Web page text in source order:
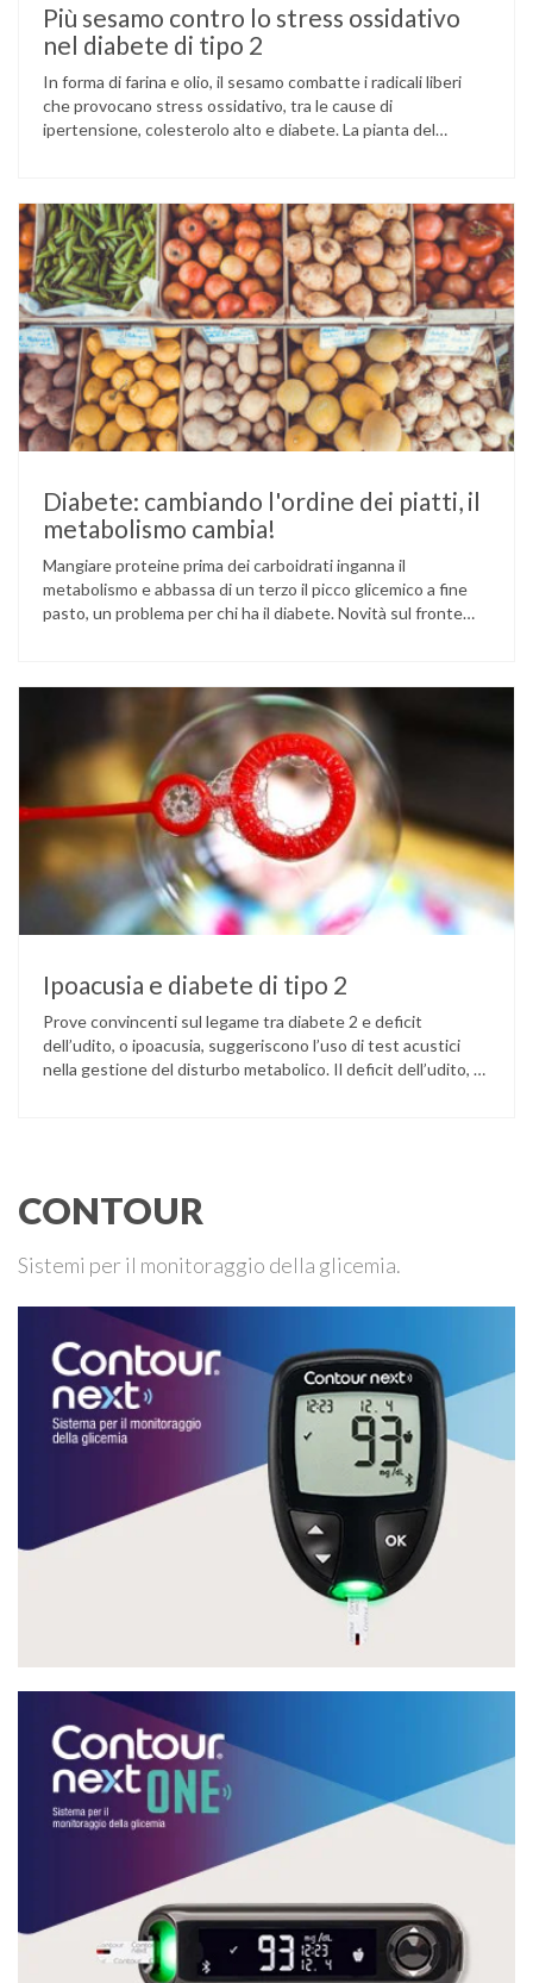
Più sesamo contro lo stress ossidativo
nel diabete di tipo 2
In forma di farina e olio, il sesamo combatte i radicali liberi
che provocano stress ossidativo, tra le cause di
ipertensione, colesterolo alto e diabete. La pianta del
utilizzati per la preparazione di numerosi piatti, ma …
Diabete: cambiando l'ordine dei piatti, il
metabolismo cambia!
Mangiare proteine prima dei carboidrati inganna il
metabolismo e abbassa di un terzo il picco glicemico a fine
pasto, un problema per chi ha il diabete. Novità sul fronte
come ingannare il metabolismo ed evitare che gli zuccheri …
Ipoacusia e diabete di tipo 2
Prove convincenti sul legame tra diabete 2 e deficit
dell’udito, o ipoacusia, suggeriscono l’uso di test acustici
nella gestione del disturbo metabolico. Il deficit dell’udito, o
CONTOUR
Sistemi per il monitoraggio della glicemia.